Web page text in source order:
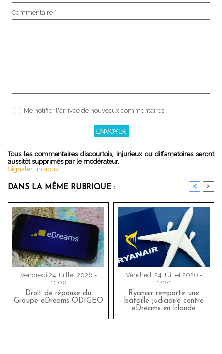
Commentaire * :
Me notifier l'arrivée de nouveaux commentaires
Tous les commentaires discourtois, injurieux ou diffamatoires seront
aussitôt supprimés par le modérateur.
Signaler un abus
DANS LA MÊME RUBRIQUE : < >
Vendredi 24 Juillet 2026 -
15:00
Droit de réponse du
Groupe eDreams ODIGEO
Vendredi 24 Juillet 2026 -
12:01
Ryanair remporte une
bataille judiciaire contre
eDreams en Irlande